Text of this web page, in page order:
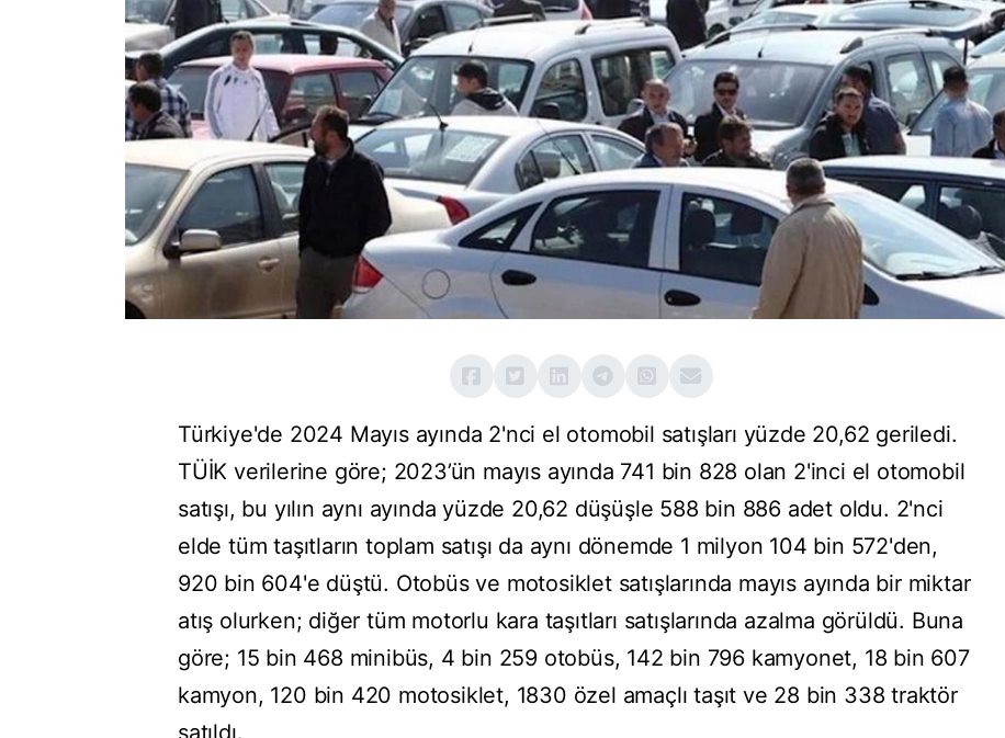
Türkiye'de 2024 Mayıs ayında 2'nci el otomobil satışları yüzde 20,62 geriledi.
TÜİK verilerine göre; 2023’ün mayıs ayında 741 bin 828 olan 2'inci el otomobil
satışı, bu yılın aynı ayında yüzde 20,62 düşüşle 588 bin 886 adet oldu. 2'nci
elde tüm taşıtların toplam satışı da aynı dönemde 1 milyon 104 bin 572'den,
920 bin 604'e düştü. Otobüs ve motosiklet satışlarında mayıs ayında bir miktar
atış olurken; diğer tüm motorlu kara taşıtları satışlarında azalma görüldü. Buna
göre; 15 bin 468 minibüs, 4 bin 259 otobüs, 142 bin 796 kamyonet, 18 bin 607
kamyon, 120 bin 420 motosiklet, 1830 özel amaçlı taşıt ve 28 bin 338 traktör
satıldı.